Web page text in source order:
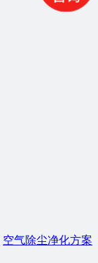
空气除尘净化方案